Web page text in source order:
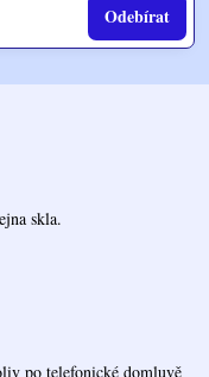
Odebírat
skla.
po telefonické domluvě